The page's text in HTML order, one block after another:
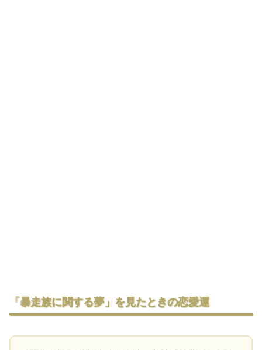
「暴走族に関する夢」を見たときの恋愛運